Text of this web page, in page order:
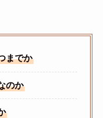
までか
のか